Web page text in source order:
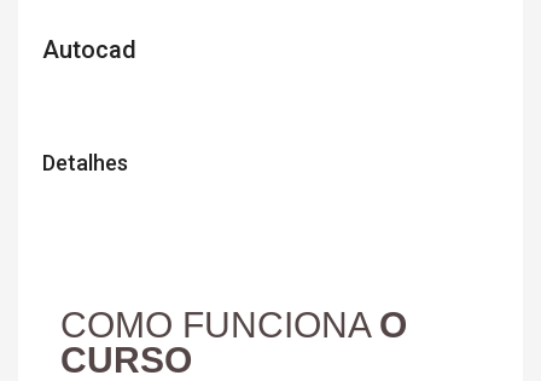
Autocad
Detalhes
COMO FUNCIONA O
CURSO